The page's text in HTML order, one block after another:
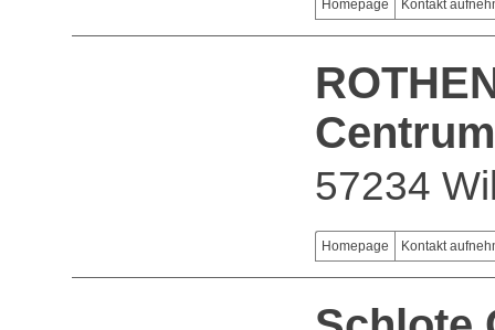
Homepage Kontakt
57234
Homepage Kontakt